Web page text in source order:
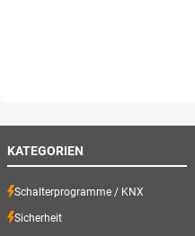
KATEGORIEN
Schalterprogramme / KNX
Sicherheit